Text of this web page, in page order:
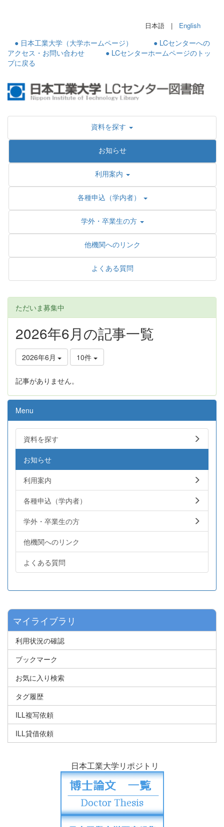
日本語 | English
● 日本工業大学（大学ホームページ）
● LCセンターへの
アクセス・お問い合わせ
● LCセンターホームページのトッ
プに戻る
資料を探す
お知らせ
利用案内
各種申込（学内者）
学外・卒業生の方
他機関へのリンク
よくある質問
ただいま募集中
2026年6月の記事一覧
2026年6月 10件
記事がありません。
Menu
資料を探す
お知らせ
利用案内
各種申込（学内者）
学外・卒業生の方
他機関へのリンク
よくある質問
マイライブラリ
利用状況の確認
ブックマーク
お気に入り検索
タグ履歴
ILL複写依頼
ILL貸借依頼
日本工業大学リポジトリ